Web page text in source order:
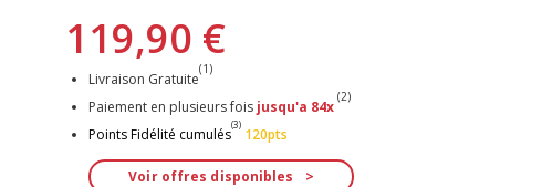
119,90 €
Livraison Gratuite
(1)
Paiement en plusieurs fois jusqu'a 84x
(2)
Points Fidélité cumulés
(3)
120pts
Voir offres disponibles